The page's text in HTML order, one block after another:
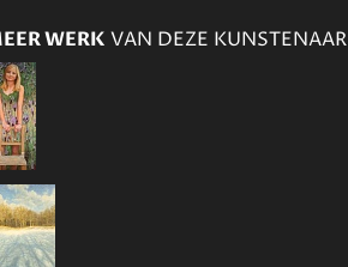
WERK VAN DEZE KUNSTENAAR